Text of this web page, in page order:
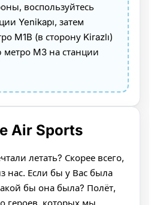
воспользуйтесь
Yenikapı, затем
M1B (в сторону Kirazlı)
M3 на станции
Air Sports
летать? Скорее всего,
нас. Если бы у Вас была
бы она была? Полёт,